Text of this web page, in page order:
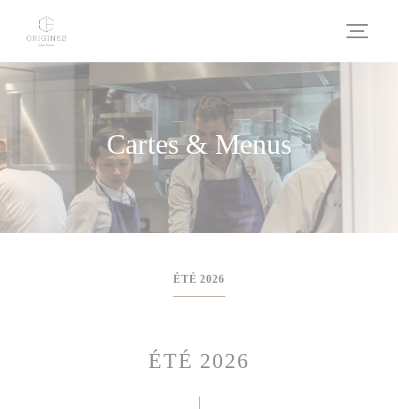
Cartes & Menus
ÉTÉ 2026
ÉTÉ 2026